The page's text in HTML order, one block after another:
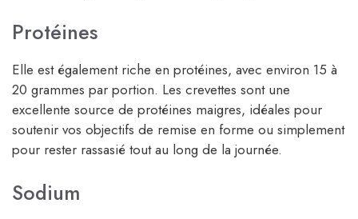
Protéines
Elle est également riche en protéines, avec environ 15 à
20 grammes par portion. Les crevettes sont une
excellente source de protéines maigres, idéales pour
soutenir vos objectifs de remise en forme ou simplement
pour rester rassasié tout au long de la journée.
Sodium